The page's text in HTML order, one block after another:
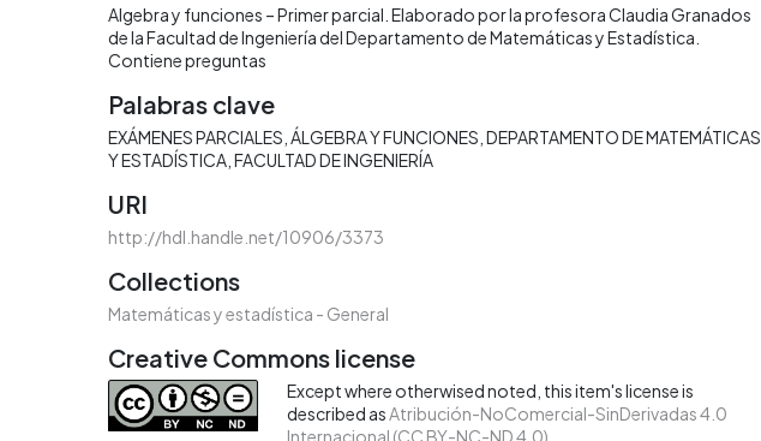
Algebra y funciones – Primer parcial. Elaborado por la profesora Claudia Granados
de la Facultad de Ingeniería del Departamento de Matemáticas y Estadística.
Contiene preguntas
Palabras clave
EXÁMENES PARCIALES ÁLGEBRA Y FUNCIONES DEPARTAMENTO DE MATEMÁTICAS
Y ESTADÍSTICA FACULTAD DE INGENIERÍA
URI
http://hdl.handle.net/10906/3373
Collections
Matemáticas y estadística - General
Creative Commons license
Except where otherwised noted, this item's license is
described as Atribución-NoComercial-SinDerivadas 4.0
Internacional (CC BY-NC-ND 4.0)